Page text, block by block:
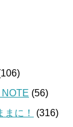
(56)
に！
(316)